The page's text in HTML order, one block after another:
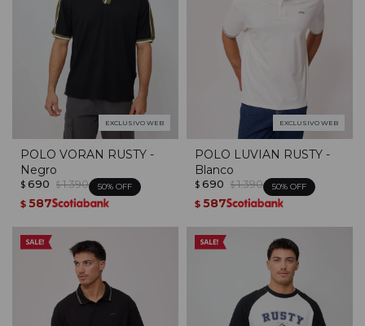
EXCLUSIVO WEB
POLO VORAN RUSTY -
Negro
$ 690 $ 1.390 50
$ 587
EXCLUSIVO WEB
POLO LUVIAN RUSTY -
Blanco
$ 690 $ 1.390 50
$ 587